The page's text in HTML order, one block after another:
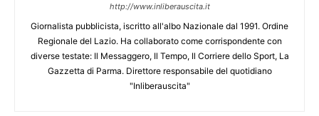
http://www.inliberauscita.it
Giornalista pubblicista, iscritto all'albo Nazionale dal 1991. Ordine
Regionale del Lazio. Ha collaborato come corrispondente con
diverse testate: Il Messaggero, Il Tempo, Il Corriere dello Sport, La
Gazzetta di Parma. Direttore responsabile del quotidiano
"Inliberauscita"